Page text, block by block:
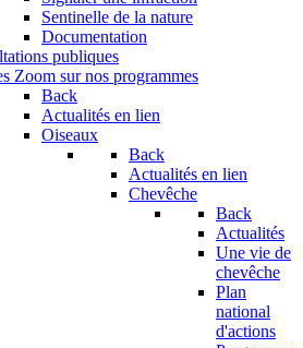
Sentinelle de la nature
Documentation
publiques
Zoom sur nos programmes
Back
Actualités en lien
Oiseaux
Back
Actualités en lien
Chevêche
Back
Actualités
Une vie de
chevêche
Plan
national
d'actions